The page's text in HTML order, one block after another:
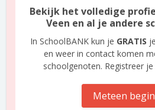
Bekijk het volledige
Veen en al je andere
In SchoolBANK kun je GRATIS
en weer in contact komen
schoolgenoten. Registreer
Meteen